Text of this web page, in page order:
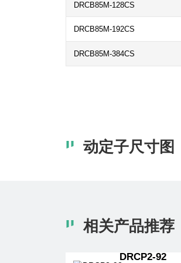
DRCB85M-128CS
DRCB85M-192CS
DRCB85M-384CS
动定子尺寸图
相关产品推荐
DRCP2-92